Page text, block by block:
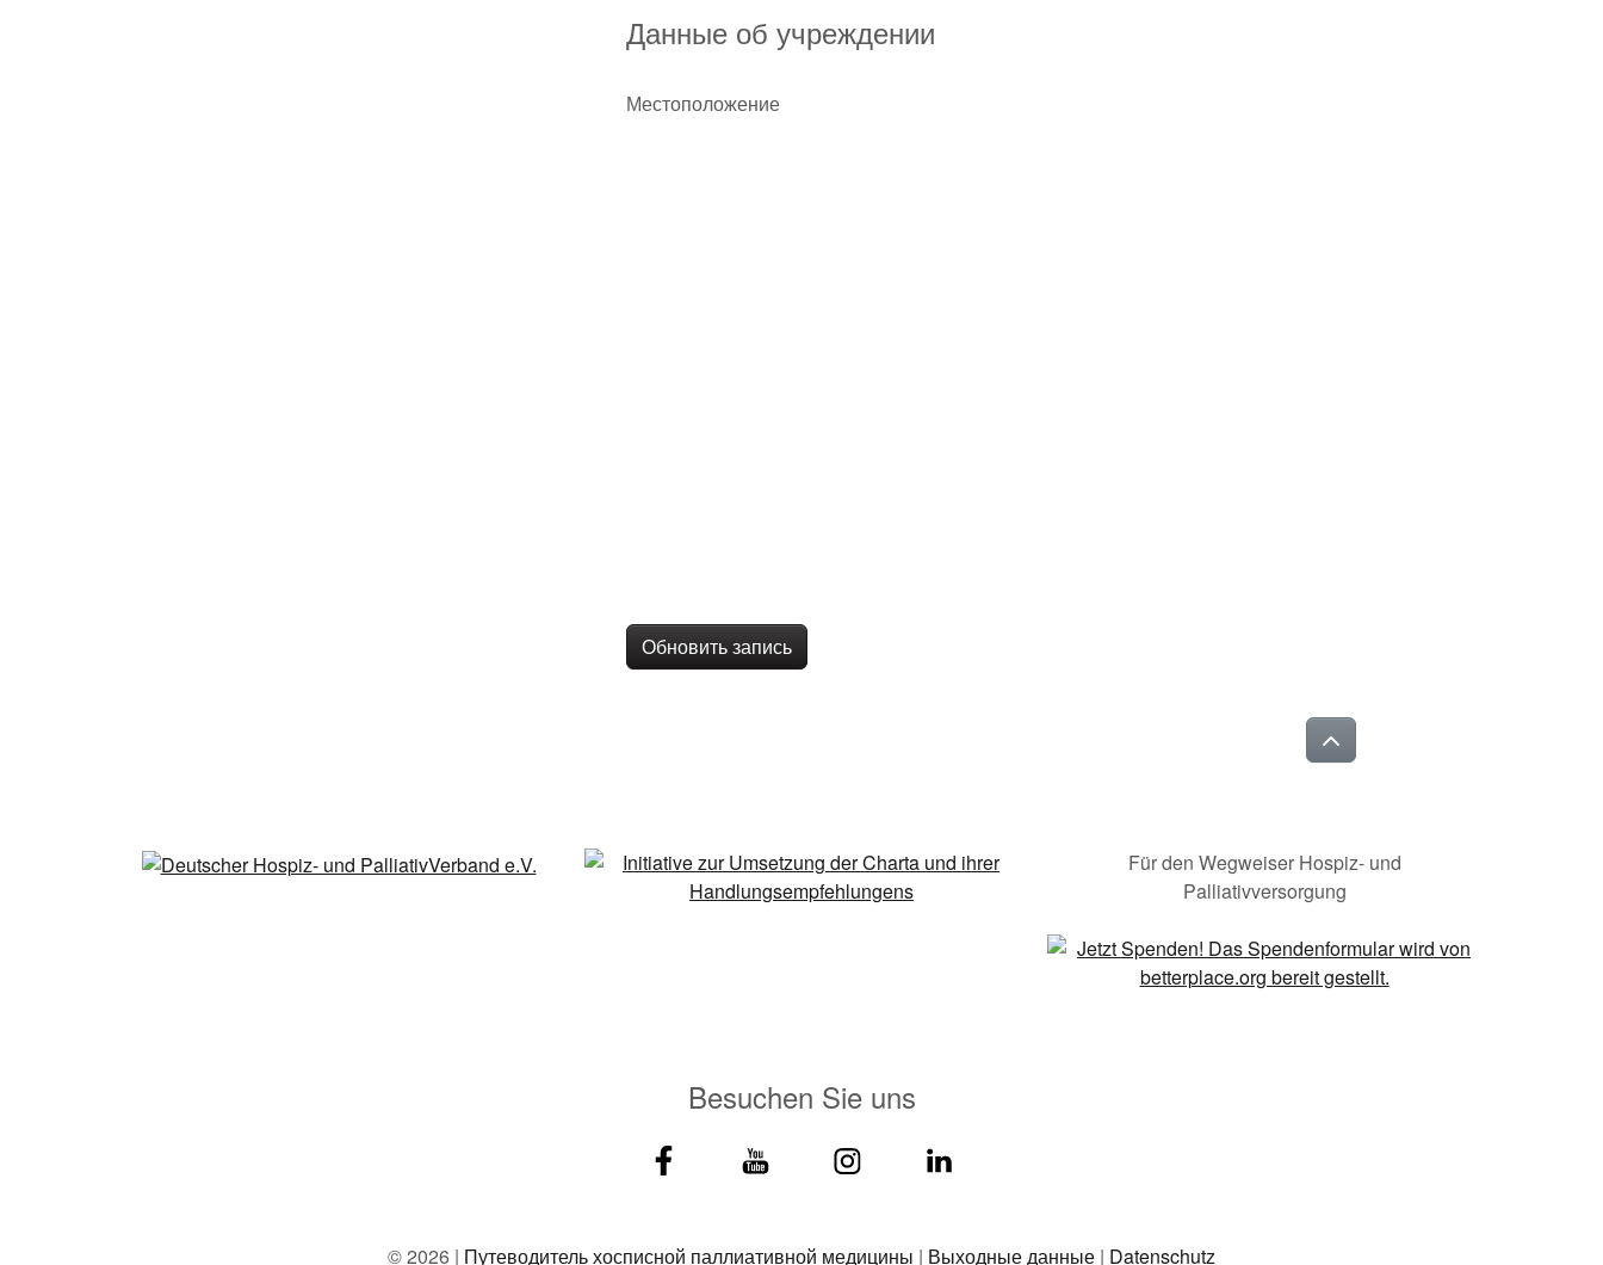
Данные об учреждении
Местоположение
Обновить запись
Für den Wegweiser Hospiz- und
Palliativversorgung
Besuchen Sie uns
© 2026 | Путеводитель хосписной паллиативной медицины | Выходные данные | Datenschutz